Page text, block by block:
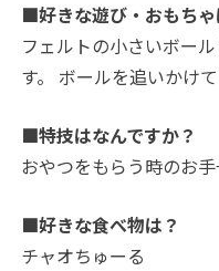
■好きな遊び・おもちゃ
フェルトの小さいボー
す。 ボールを追いかけ
■特技はなんですか？
おやつをもらう時のお
■好きな食べ物は？
チャオちゅーる